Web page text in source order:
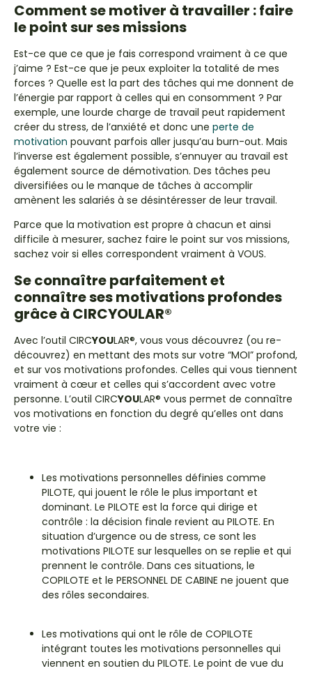
Comment se motiver à travailler : faire
le point sur ses missions
Est-ce que ce que je fais correspond vraiment à ce que
j’aime ? Est-ce que je peux exploiter la totalité de mes
forces ? Quelle est la part des tâches qui me donnent de
l’énergie par rapport à celles qui en consomment ? Par
exemple, une lourde charge de travail peut rapidement
créer du stress, de l’anxiété et donc une perte de
motivation pouvant parfois aller jusqu’au burn-out. Mais
l’inverse est également possible, s’ennuyer au travail est
également source de démotivation. Des tâches peu
diversifiées ou le manque de tâches à accomplir
amènent les salariés à se désintéresser de leur travail.
Parce que la motivation est propre à chacun et ainsi
difficile à mesurer, sachez faire le point sur vos missions,
sachez voir si elles correspondent vraiment à VOUS.
Se connaître parfaitement et
connaître ses motivations profondes
grâce à CIRCYOULAR®
Avec l’outil CIRCYOULAR®, vous vous découvrez (ou re-
découvrez) en mettant des mots sur votre “MOI” profond,
et sur vos motivations profondes. Celles qui vous tiennent
vraiment à cœur et celles qui s’accordent avec votre
personne. L’outil CIRCYOULAR® vous permet de connaître
vos motivations en fonction du degré qu’elles ont dans
votre vie :
Les motivations personnelles définies comme
PILOTE, qui jouent le rôle le plus important et
dominant. Le PILOTE est la force qui dirige et
contrôle : la décision finale revient au PILOTE. En
situation d’urgence ou de stress, ce sont les
motivations PILOTE sur lesquelles on se replie et qui
prennent le contrôle. Dans ces situations, le
COPILOTE et le PERSONNEL DE CABINE ne jouent que
des rôles secondaires.
Les motivations qui ont le rôle de COPILOTE
intégrant toutes les motivations personnelles qui
viennent en soutien du PILOTE. Le point de vue du